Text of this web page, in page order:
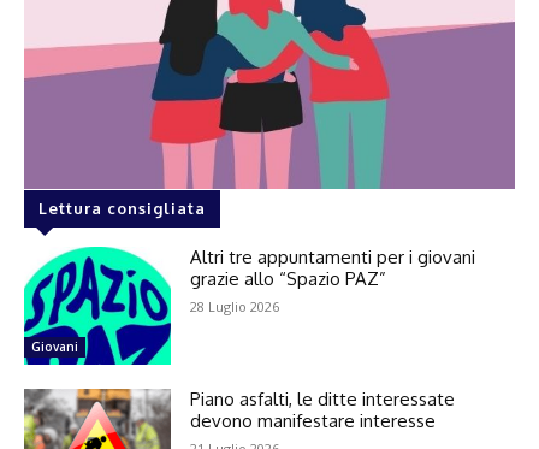
Lettura consigliata
Giovani
Altri tre appuntamenti per i giovani
grazie allo “Spazio PAZ”
28 Luglio 2026
Piano asfalti, le ditte interessate
devono manifestare interesse